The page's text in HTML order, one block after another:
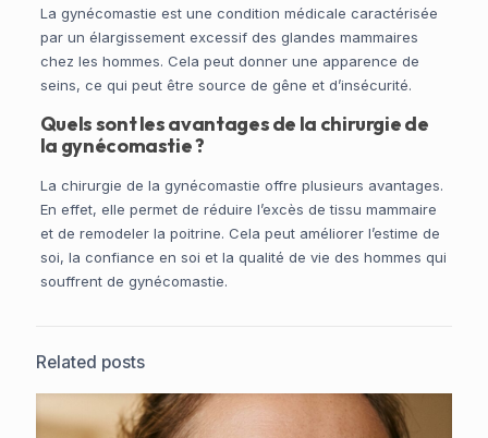
La gynécomastie est une condition médicale caractérisée
par un élargissement excessif des glandes mammaires
chez les hommes. Cela peut donner une apparence de
seins, ce qui peut être source de gêne et d’insécurité.
Quels sont les avantages de la chirurgie de
la gynécomastie ?
La chirurgie de la gynécomastie offre plusieurs avantages.
En effet, elle permet de réduire l’excès de tissu mammaire
et de remodeler la poitrine. Cela peut améliorer l’estime de
soi, la confiance en soi et la qualité de vie des hommes qui
souffrent de gynécomastie.
Related posts